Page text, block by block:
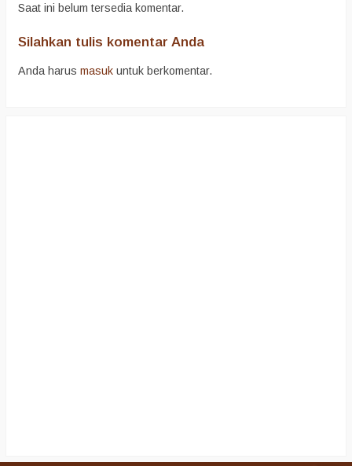
Saat ini belum tersedia komentar.
Silahkan tulis komentar Anda
Anda harus masuk untuk berkomentar.